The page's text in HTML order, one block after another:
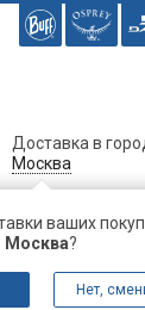
Доставка в
Москва
ваших
Москва?
Нет,
Paprika